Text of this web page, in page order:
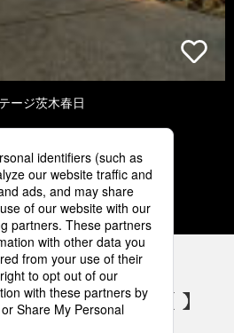
ージ茨木春日
3 4 5
気設備 SNSアカウント